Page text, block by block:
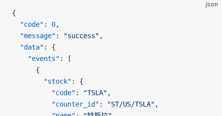
json
{
  "code"
: 0,
  "message"
: "success" ,
  "data"
: {
    "events"
: [
      {
        "stock"
: {
          "code"
: "TSLA" ,
          "counter_id"
: "ST/US/TSLA" ,